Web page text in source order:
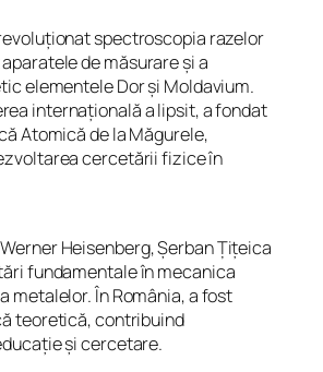
spectroscopia razelor
de măsurare și a
elementele Dor și Moldavium.
internațională a lipsit, a fondat
Atomică de la Măgurele,
cercetării fizice în
Heisenberg, Șerban Țițeica
fundamentale în mecanica
metalelor. În România, a fost
teoretică, contribuind
și cercetare.